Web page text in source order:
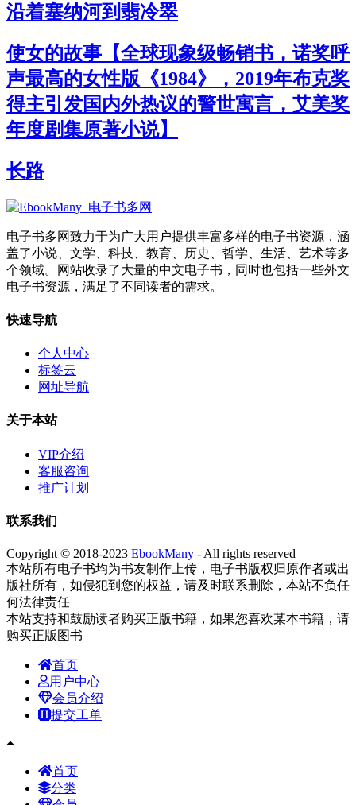
沿着塞纳河到翡冷翠
使女的故事【全球现象级畅销书，诺奖呼
声最高的女性版《1984》，2019年布克奖
得主引发国内外热议的警世寓言，艾美奖
年度剧集原著小说】
长路
电子书多网致力于为广大用户提供丰富多样的电子书资源，涵
盖了小说、文学、科技、教育、历史、哲学、生活、艺术等多
个领域。网站收录了大量的中文电子书，同时也包括一些外文
电子书资源，满足了不同读者的需求。
快速导航
个人中心
标签云
网址导航
关于本站
VIP介绍
客服咨询
推广计划
联系我们
Copyright © 2018-2023 EbookMany - All rights reserved
本站所有电子书均为书友制作上传，电子书版权归原作者或出
版社所有，如侵犯到您的权益，请及时联系删除，本站不负任
何法律责任
本站支持和鼓励读者购买正版书籍，如果您喜欢某本书籍，请
购买正版图书
首页
用户中心
会员介绍
提交工单
首页
分类